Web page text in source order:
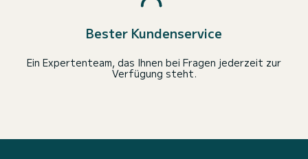
Bester Kundenservice
Ein Expertenteam, das Ihnen bei Fragen jederzeit zur
Verfügung steht.